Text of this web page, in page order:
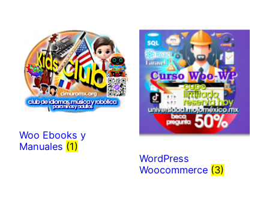
Woo Ebooks y
Manuales (1)
WordPress
Woocommerce (3)